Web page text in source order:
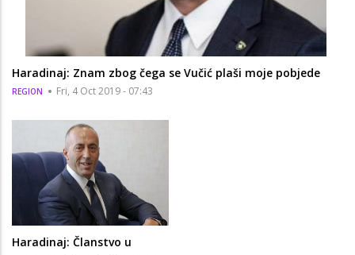
Haradinaj: Znam zbog čega se Vučić plaši moje pobjede
REGION Fri, 4 Oct 2019 - 07:43
Haradinaj: Članstvo u